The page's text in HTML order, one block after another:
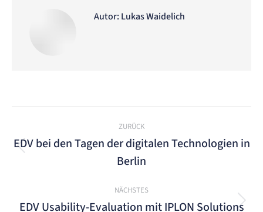
Autor: Lukas Waidelich
Kommentarnavigation
ZURÜCK
Vorheriger
Beitrag:
EDV bei den Tagen der digitalen Technologien in
Berlin
NÄCHSTES
Nächster
EDV Usability-Evaluation mit IPLON Solutions